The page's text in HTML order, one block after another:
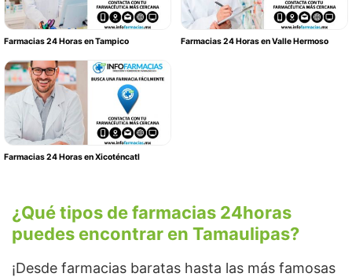
Farmacias 24 Horas en Tampico Farmacias 24 Horas en Valle Hermoso
Farmacias 24 Horas en Xicoténcatl
¿Qué tipos de farmacias 24horas
puedes encontrar en Tamaulipas?
¡Desde farmacias baratas hasta las más famosas